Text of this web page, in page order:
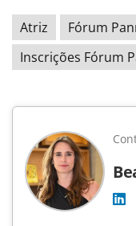
Atriz Fórum
Inscrições Fórum